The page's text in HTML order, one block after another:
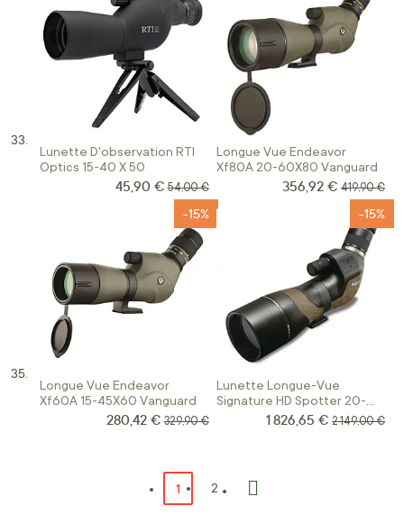
Lunette D'observation RTI
Optics 15-40 X 50
Prix Spécial
45,90 € Prix normal
54,00 €
Longue Vue Endeavor
Xf80A 20-60X80 Vanguard
Prix Spécial
356,92 € Prix normal
419,90 €
Longue Vue Endeavor
Xf60A 15-45X60 Vanguard
-15%
Prix Spécial
280,42 € Prix normal
329,90 €
Lunette Longue-Vue
Signature HD Spotter 20-
60x85mm
-15%
Prix Spécial
1 826,65 € Prix normal
2 149,00 €
Page
Vous lisez actuellement la page
1 Page
2